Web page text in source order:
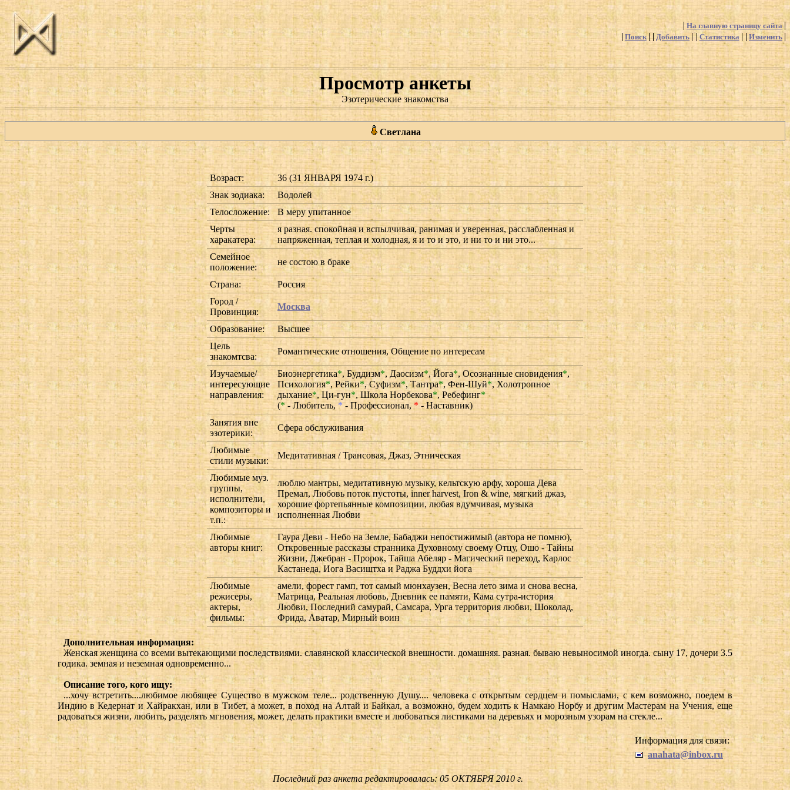
На главную страницу сайта
Поиск
Добавить Статистика Изменить
Просмотр анкеты
Эзотерические знакомства
Светлана
Возраст:
36 (31 ЯНВАРЯ 1974 г.)
Знак зодиака:
Водолей
Телосложение:
В меру упитанное
Черты
харакатера:
я разная. спокойная и вспылчивая, ранимая и уверенная, расслабленная и
напряженная, теплая и холодная, я и то и это, и ни то и ни это...
Семейное
положение:
не состою в браке
Страна:
Россия
Город /
Провинция:
Москва
Образование:
Высшее
Цель
знакомтсва:
Романтические отношения, Общение по интересам
Изучаемые/
интересующие
направления:
Биоэнергетика*, Буддизм*, Даосизм*,Йога*, Осознанные сновидения*,
Психология*, Рейки*,Суфизм*,Тантра*,Фен-Шуй*,Холотропное
дыхание*,Ци-гун*,Школа Норбекова*,Ребефинг*
(* - Любитель, * - Профессионал, *- Наставник)
Занятия вне
эзотерики:
Сфера обслуживания
Любимые
стили музыки:
Медитативная / Трансовая, Джаз, Этническая
Любимые муз.
группы,
исполнители,
композиторы и
т.п.:
люблю мантры, медитативную музыку, кельтскую арфу, хороша Дева
Премал, Любовь поток пустоты, inner harvest, Iron & wine, мягкий джаз,
хорошие фортепьянные композиции, любая вдумчивая, музыка
исполненная Любви
Любимые
авторы книг:
Гаура Деви - Небо на Земле, Бабаджи непостижимый (автора не помню),
Откровенные рассказы странника Духовному своему Отцу, Ошо - Тайны
Жизни, Джебран - Пророк, Тайша Абеляр - Магический переход, Карлос
Кастанеда, Иога Васиштха и Раджа Буддхи йога
Любимые
режисеры,
актеры,
фильмы:
амели, форест гамп, тот самый мюнхаузен, Весна лето зима и снова весна,
Матрица, Реальная любовь, Дневник ее памяти, Кама сутра-история
Любви, Последний самурай, Самсара, Урга территория любви, Шоколад,
Фрида, Аватар, Мирный воин
Дополнительная информация:
Женская женщина со всеми вытекающими последствиями. славянской классической внешности. домашняя. разная. бываю невыносимой иногда. сыну 17, дочери 3.5
годика. земная и неземная одновременно...
Описание того, кого ищу:
...хочу встретить....любимое любящее Существо в мужском теле... родственную Душу.... человека с открытым сердцем и помыслами, с кем возможно, поедем в
Индию в Кедернат и Хайракхан, или в Тибет, а может, в поход на Алтай и Байкал, а возможно, будем ходить к Намкаю Норбу и другим Мастерам на Учения, еще
радоваться жизни, любить, разделять мгновения, может, делать практики вместе и любоваться листиками на деревьях и морозным узорам на стекле...
Информация для связи:
anahata@inbox.ru
Последний раз анкета редактировалась: 05 ОКТЯБРЯ 2010 г.